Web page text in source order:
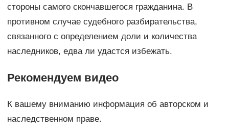
стороны самого скончавшегося гражданина. В
противном случае судебного разбирательства,
связанного с определением доли и количества
наследников, едва ли удастся избежать.
Рекомендуем видео
К вашему вниманию информация об авторском и
наследственном праве.